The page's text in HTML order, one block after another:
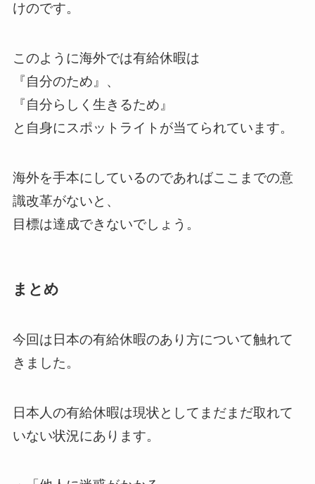
けのです。
このように海外では有給休暇は
『自分のため』、
『自分らしく生きるため』
と自身にスポットライトが当てられています。
海外を手本にしているのであればここまでの意
識改革がないと、
目標は達成できないでしょう。
まとめ
今回は日本の有給休暇のあり方について触れて
きました。
日本人の有給休暇は現状としてまだまだ取れて
いない状況にあります。